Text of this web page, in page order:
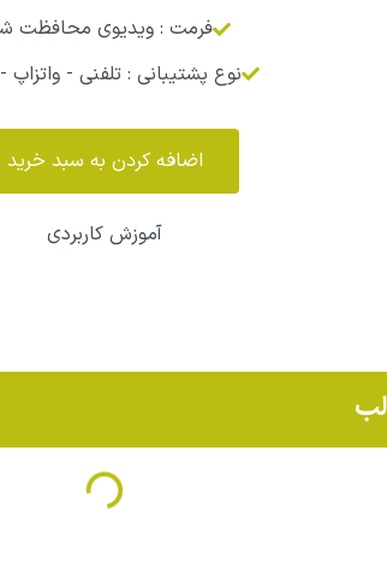
فرمت : ویدیوی محافظت
نوع پشتیبانی : تلفنی - واتزاپ -
اضافه کردن به سبد خرید
آموزش کاربردی